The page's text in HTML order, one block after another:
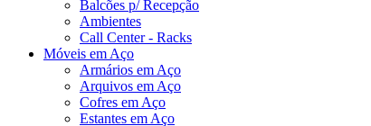
Balcões p/ Recepção
Ambientes
Call Center - Racks
Móveis em Aço
Armários em Aço
Arquivos em Aço
Cofres em Aço
Estantes em Aço